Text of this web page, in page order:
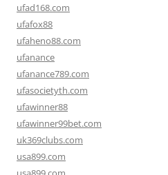
ufad168.com
ufafox88
ufaheno88.com
ufanance
ufanance789.com
ufasocietyth.com
ufawinner88
ufawinner99bet.com
uk369clubs.com
usa899.com